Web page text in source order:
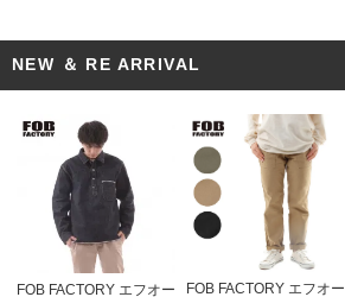
NEW ＆ RE ARRIVAL
FOB FACTORY エフオー
FOB FACTORY エフオー